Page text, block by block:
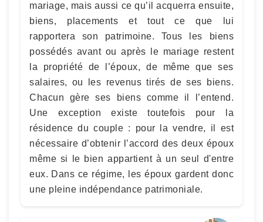
mariage, mais aussi ce qu’il acquerra ensuite,
biens, placements et tout ce que lui
rapportera son patrimoine. Tous les biens
possédés avant ou après le mariage restent
la propriété de l’époux, de même que ses
salaires, ou les revenus tirés de ses biens.
Chacun gère ses biens comme il l’entend.
Une exception existe toutefois pour la
résidence du couple : pour la vendre, il est
nécessaire d’obtenir l’accord des deux époux
même si le bien appartient à un seul d'entre
eux. Dans ce régime, les époux gardent donc
une pleine indépendance patrimoniale.